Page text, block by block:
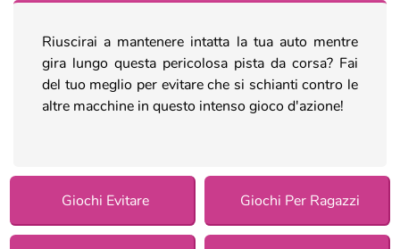
Riuscirai a mantenere intatta la tua auto mentre
gira lungo questa pericolosa pista da corsa? Fai
del tuo meglio per evitare che si schianti contro le
altre macchine in questo intenso gioco d'azione!
Giochi Evitare Giochi Per Ragazzi